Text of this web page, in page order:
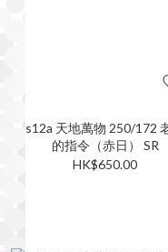
s12a 天地萬物 250/172
的指令（赤日） SR
HK$650.00